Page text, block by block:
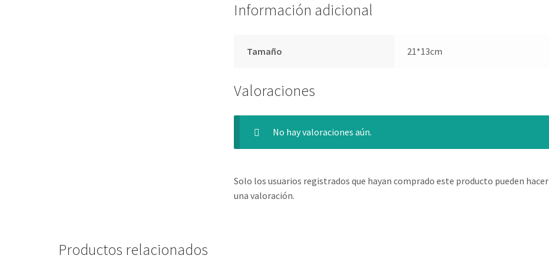
Información adicional
Tamaño 21*13cm
Valoraciones
No hay valoraciones aún.
Solo los usuarios registrados que hayan comprado este producto pueden hacer
una valoración.
Productos relacionados